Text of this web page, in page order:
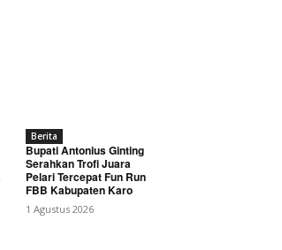
Berita
Bupati Antonius Ginting
Serahkan Trofi Juara
Pelari Tercepat Fun Run
FBB Kabupaten Karo
1 Agustus 2026